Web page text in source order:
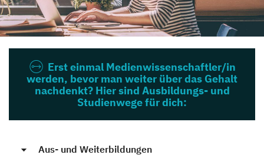
Erst einmal Medienwissenschaftler/in
werden, bevor man weiter über das Gehalt
nachdenkt? Hier sind Ausbildungs- und
Studienwege für dich:
Aus- und Weiterbildungen